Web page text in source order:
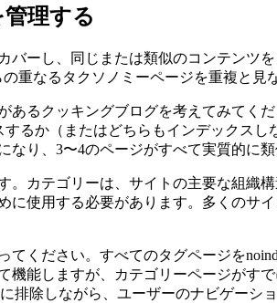
理する
ーし、同じまたは類似のコンテンツ
重なるタクソノミーページを重複と見
るクッキングブログを考えてみてく
るか（またはどちらもインデックス
り、3〜4のページがすべて実質的に
カテゴリーは、サイトの主要な組織
使用する必要があります。多くのサ
ください。すべてのタグページを
能しますが、カテゴリーページがす
排除しながら、ユーザーのナビゲーシ